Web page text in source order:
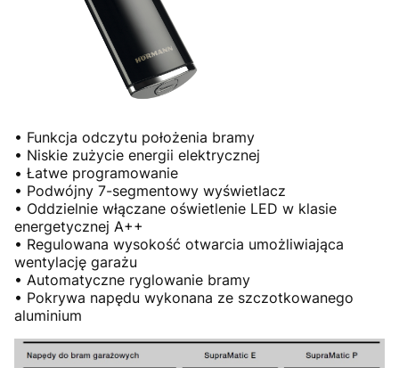
• Funkcja odczytu położenia bramy
• Niskie zużycie energii elektrycznej
• Łatwe programowanie
• Podwójny 7-segmentowy wyświetlacz
• Oddzielnie włączane oświetlenie LED w klasie
energetycznej A++
• Regulowana wysokość otwarcia umożliwiająca
wentylację garażu
• Automatyczne ryglowanie bramy
• Pokrywa napędu wykonana ze szczotkowanego
aluminium